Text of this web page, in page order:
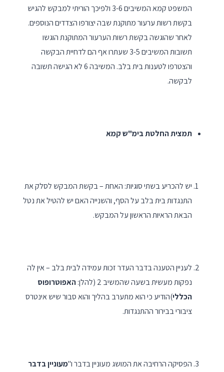
המשפט קמא המשיבים 3-6 ולפיכך הוריתי למבקש להגיש
בקשת רשות ערעור מתוקנת שבה יצורפו הצדדים הנוספים.
לאחר שהוגשה בקשת רשות הערעור המתוקנת הוגשו
תשובות המשיבים 3-5 שעתרו אף הם לדחיית הבקשה
והצטרפו לטענות בית בלב. המשיבה 6 לא הגישה תשובה
לבקשה.
תמצית החלטת בימ"ש קמא
יש להכריע בשתי סוגיות: האחת – בקשת המבקש לסלק את
התנגדות בית בלב על הסף, והשנייה האם יש להטיל את נטל
הבאת הראיות הראשון על המבקש.
לעניין הטענה בדבר העדר זכות עמידה לבית בלב – אין לה
נפקות מעשית בשעה שהמשיב 2 (להלן:
האפוטרופוס
הכללי)הודיע כי הוא מתערב בהליך והוא סבור שיש אינטרס
ציבורי בבירור ההתנגדות.
הפסיקה הרחיבה את המושג מעוניין בדבר ו"מעוניין בדבר